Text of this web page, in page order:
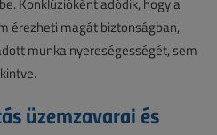
Konklúzióként adódik, hogy a
érezheti magát biztonságban,
munka nyereségességét, sem
üzemzavarai és